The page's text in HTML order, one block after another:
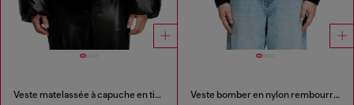
Veste matelassée à capuche en tissu enduit Veste bomber en nylon rembourré avec Oval D